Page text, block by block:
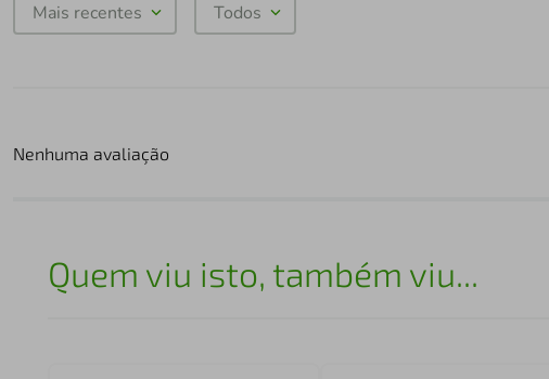
Mais recentes Todos
Nenhuma avaliação
Quem viu isto, também viu...